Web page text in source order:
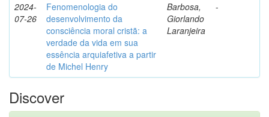
2024-
07-26
Fenomenologia do
desenvolvimento da
consciência moral cristã: a
verdade da vida em sua
essência arquiafetiva a partir
de Michel Henry
Barbosa,
Giorlando
Laranjeira
-
Discover